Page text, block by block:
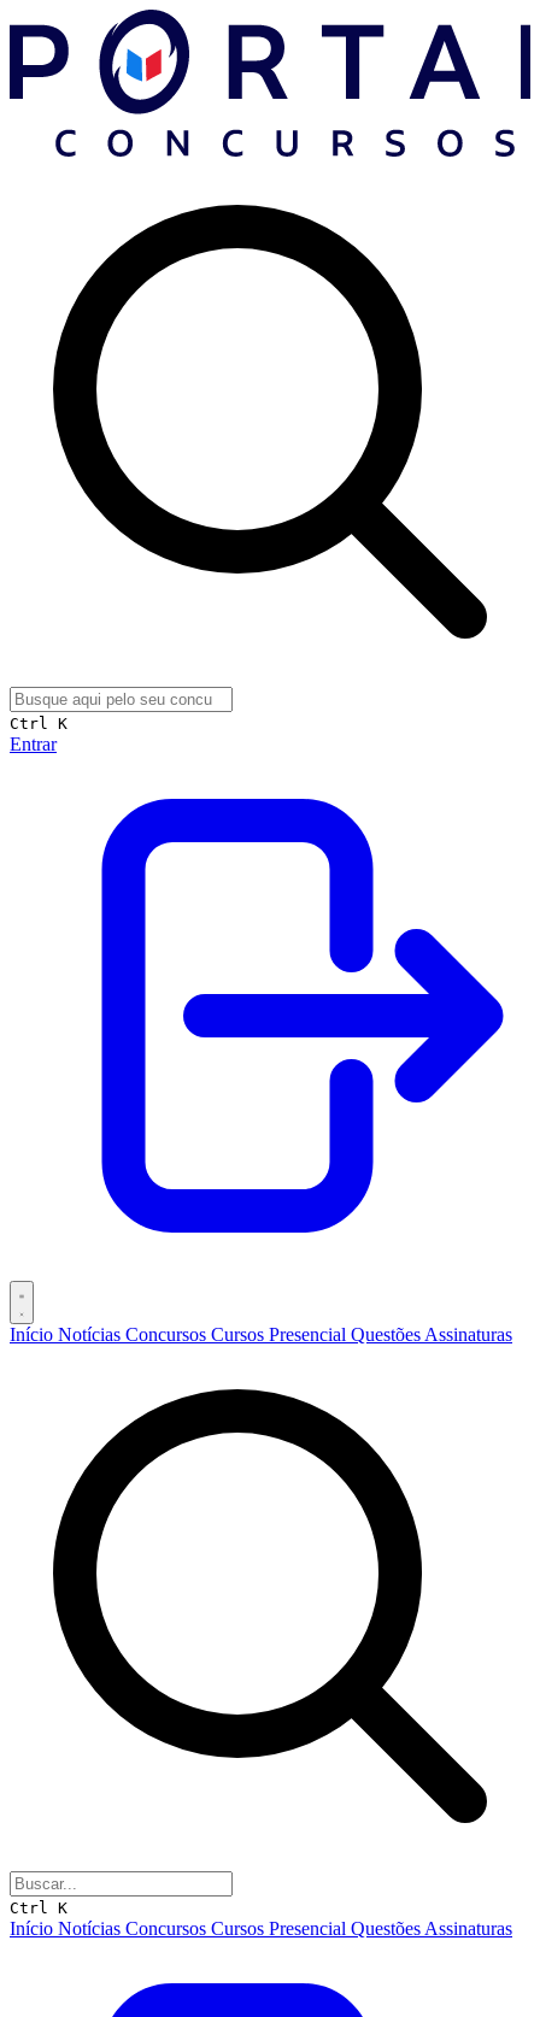
Ctrl K
Entrar
Início Notícias Concursos Cursos Presencial Questões Assinaturas
Ctrl K
Início Notícias Concursos Cursos Presencial Questões Assinaturas